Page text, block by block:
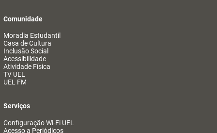
Comunidade
Moradia Estudantil
Casa de Cultura
Inclusão Social
Acessibilidade
Atividade Física
TV UEL
UEL FM
Serviços
Configuração Wi-Fi UEL
Acesso a Periódicos